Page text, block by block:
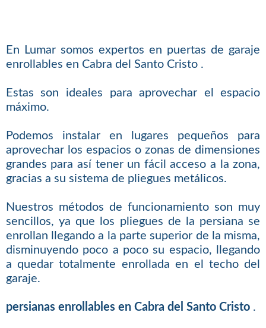
En Lumar somos expertos en puertas de garaje
enrollables en Cabra del Santo Cristo .
Estas son ideales para aprovechar el espacio
máximo.
Podemos instalar en lugares pequeños para
aprovechar los espacios o zonas de dimensiones
grandes para así tener un fácil acceso a la zona,
gracias a su sistema de pliegues metálicos.
Nuestros métodos de funcionamiento son muy
sencillos, ya que los pliegues de la persiana se
enrollan llegando a la parte superior de la misma,
disminuyendo poco a poco su espacio, llegando
a quedar totalmente enrollada en el techo del
garaje.
persianas enrollables en Cabra del Santo Cristo .